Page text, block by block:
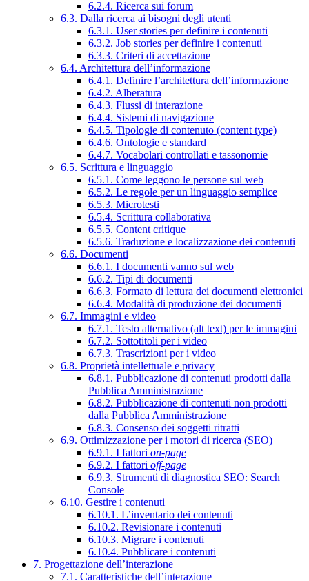
6.2.4. Ricerca sui forum
6.3. Dalla ricerca ai bisogni degli utenti
6.3.1. User stories per definire i contenuti
6.3.2. Job stories per definire i contenuti
6.3.3. Criteri di accettazione
6.4. Architettura dell’informazione
6.4.1. Definire l’architettura dell’informazione
6.4.2. Alberatura
6.4.3. Flussi di interazione
6.4.4. Sistemi di navigazione
6.4.5. Tipologie di contenuto (content type)
6.4.6. Ontologie e standard
6.4.7. Vocabolari controllati e tassonomie
6.5. Scrittura e linguaggio
6.5.1. Come leggono le persone sul web
6.5.2. Le regole per un linguaggio semplice
6.5.3. Microtesti
6.5.4. Scrittura collaborativa
6.5.5. Content critique
6.5.6. Traduzione e localizzazione dei contenuti
6.6. Documenti
6.6.1. I documenti vanno sul web
6.6.2. Tipi di documenti
6.6.3. Formato di lettura dei documenti elettronici
6.6.4. Modalità di produzione dei documenti
6.7. Immagini e video
6.7.1. Testo alternativo (alt text) per le immagini
6.7.2. Sottotitoli per i video
6.7.3. Trascrizioni per i video
6.8. Proprietà intellettuale e privacy
6.8.1. Pubblicazione di contenuti prodotti dalla
Pubblica Amministrazione
6.8.2. Pubblicazione di contenuti non prodotti
dalla Pubblica Amministrazione
6.8.3. Consenso dei soggetti ritratti
6.9. Ottimizzazione per i motori di ricerca (SEO)
6.9.1. I fattori on-page
6.9.2. I fattori off-page
6.9.3. Strumenti di diagnostica SEO: Search
Console
6.10. Gestire i contenuti
6.10.1. L’inventario dei contenuti
6.10.2. Revisionare i contenuti
6.10.3. Migrare i contenuti
6.10.4. Pubblicare i contenuti
7. Progettazione dell’interazione
7.1. Caratteristiche dell’interazione